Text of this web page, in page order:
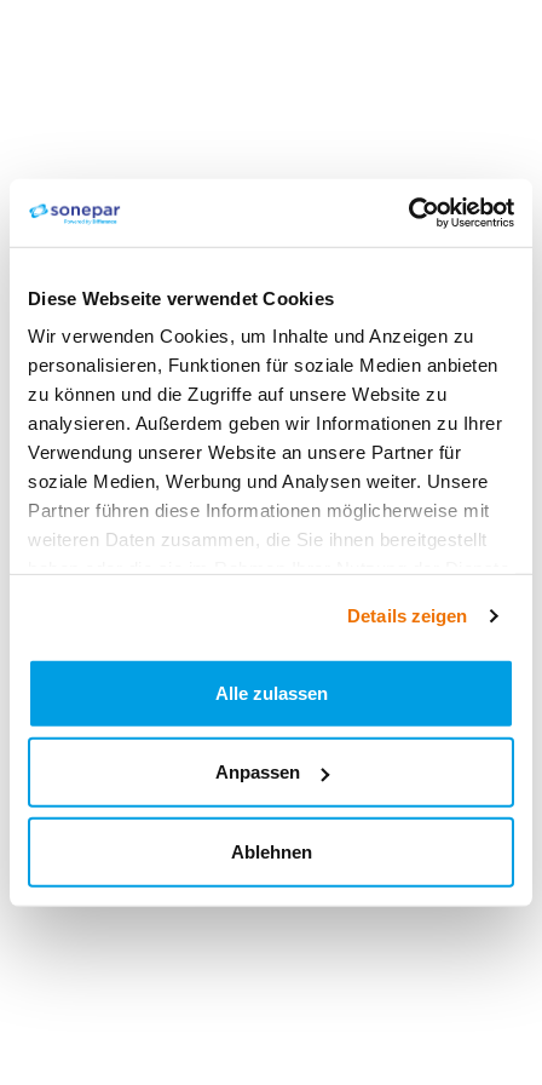
Diese Webseite verwendet Cookies
Wir verwenden Cookies, um Inhalte und Anzeigen zu
personalisieren, Funktionen für soziale Medien anbieten
zu können und die Zugriffe auf unsere Website zu
analysieren. Außerdem geben wir Informationen zu Ihrer
Verwendung unserer Website an unsere Partner für
soziale Medien, Werbung und Analysen weiter. Unsere
Partner führen diese Informationen möglicherweise mit
weiteren Daten zusammen, die Sie ihnen bereitgestellt
Details zeigen
Alle zulassen
Anpassen
Ablehnen